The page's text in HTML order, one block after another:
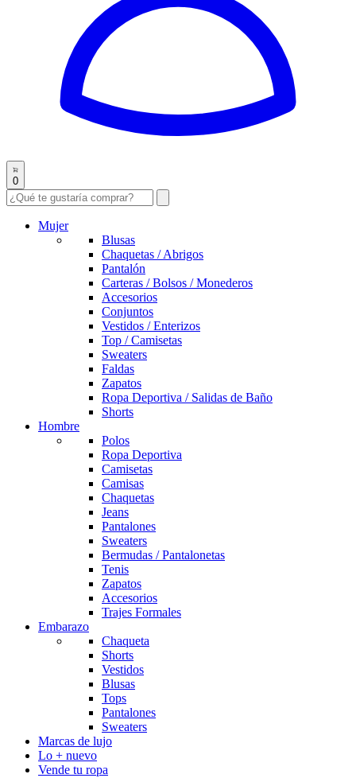
0
Mujer
Blusas
Chaquetas / Abrigos
Pantalón
Carteras / Bolsos / Monederos
Accesorios
Conjuntos
Vestidos / Enterizos
Top / Camisetas
Sweaters
Faldas
Zapatos
Ropa Deportiva / Salidas de Baño
Shorts
Hombre
Polos
Ropa Deportiva
Camisetas
Camisas
Chaquetas
Jeans
Pantalones
Sweaters
Bermudas / Pantalonetas
Tenis
Zapatos
Accesorios
Trajes Formales
Embarazo
Chaqueta
Shorts
Vestidos
Blusas
Tops
Pantalones
Sweaters
Marcas de lujo
Lo + nuevo
Vende tu ropa